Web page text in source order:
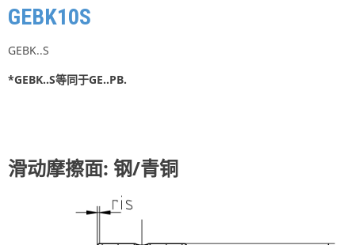
GEBK10S
GEBK..S
*GEBK..S等同于GE..PB.
滑动摩擦面: 钢/青铜